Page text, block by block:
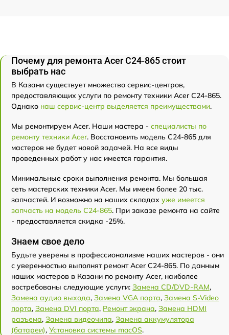
Почему для ремонта Acer C24-865 стоит
выбрать нас
В Казани существует множество сервис-центров,
предоставляющих услуги по ремонту техники Acer C24-865.
Однако наш сервис-центр выделяется преимуществами.
Мы ремонтируем Acer. Наши мастера - специалисты по
ремонту техники Acer. Восстановить модель C24-865 для
мастеров не будет новой задачей. На все виды
проведенных работ у нас имеется гарантия.
Минимальные сроки выполнения ремонта. Мы большая
сеть мастерских техники Acer. Мы имеем более 20 тыс.
запчастей. И возможно на наших складах уже имеется
запчасть на модель C24-865. При заказе ремонта на сайте
- предоставляется скидка -25%.
Знаем свое дело
Будьте уверены в профессионализме наших мастеров - они
с уверенностью выполнят ремонт Acer C24-865. По данным
наших мастеров в Казани по ремонту Acer, наиболее
востребованы следующие услуги: Замена CD/DVD-RAM,
Замена аудио выхода, Замена VGA порта, Замена S-Video
порта, Замена DVI порта, Ремонт экрана, Замена HDMI
разъема, Замена видеочипа, Замена аккумулятора
(батареи), Установка системы macOS.